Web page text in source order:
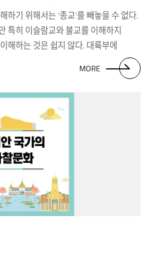
하기 위해서는 ‘종교’를 빼놓을 수 없다.
특히 이슬람교와 불교를 이해하지
해하는 것은 쉽지 않다. 대륙부에
다. 베트남을 제외한 나머지 국가들은
문화가 일반문화에 영향을 준 것이
법(法)·승(僧) 삼보(三寶)만큼 존경을
혜를 주는 선생님이다. 삼보, 부모님,
par(아난더 아난다 응아 바)’라고
보와 부모님, 선생님의 공덕과 은혜’를
마음처럼 부모님과 선생님에게 자신이
이러한 문화를 미얀마에서는
MORE